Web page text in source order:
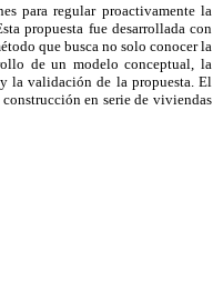
para regular proactivamente la
propuesta fue desarrollada con
que busca no solo conocer la
de un modelo conceptual, la
la validación de la propuesta. El
en serie de viviendas